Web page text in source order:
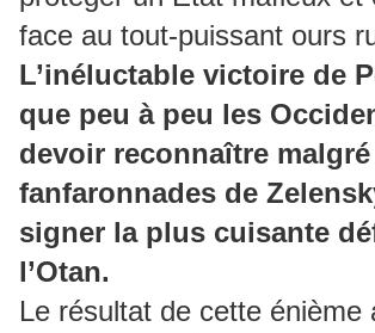
face au tout-puissant ours
L’inéluctable victoire de
que peu à peu les
devoir reconnaître
fanfaronnades de
signer la plus cuisante
l’Otan.
Le résultat de cette énième